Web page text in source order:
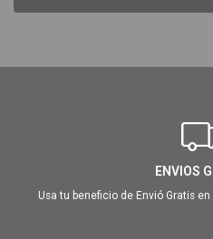
ENVIOS
Usa tu beneficio de Envió Gratis